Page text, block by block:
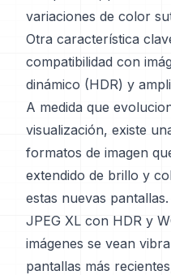
variaciones de color
Otra característica
compatibilidad con
dinámico (HDR) y
A medida que
visualización, existe
formatos de imagen
extendido de brillo y
estas nuevas
JPEG XL con HDR y
imágenes se vean
pantallas más